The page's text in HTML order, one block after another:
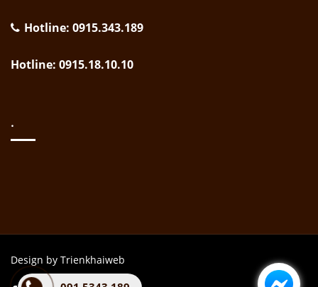
Hotline: 0915.343.189
Hotline: 0915.18.10.10
.
Design by Trienkhaiweb